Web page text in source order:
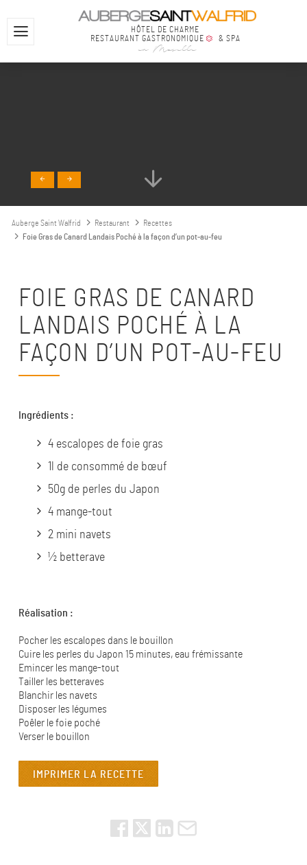
HÔTEL DE CHARME
RESTAURANT GASTRONOMIQUE
& SPA
en Moselle
Auberge Saint Walfrid Restaurant
Recettes
Foie Gras de Canard Landais Poché à la façon d’un pot-au-feu
FOIE GRAS DE CANARD
LANDAIS POCHÉ À LA
FAÇON D’UN POT-AU-FEU
Ingrédients :
4 escalopes de foie gras
1l de consommé de bœuf
50g de perles du Japon
4 mange-tout
2 mini navets
½ betterave
Réalisation :
Pocher les escalopes dans le bouillon
Cuire les perles du Japon 15 minutes, eau frémissante
Emincer les mange-tout
Tailler les betteraves
Blanchir les navets
Disposer les légumes
Poêler le foie poché
Verser le bouillon
IMPRIMER LA RECETTE